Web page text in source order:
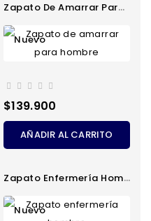
Zapato De Amarrar Para Hombre
Nuevo
Precio
$139.900
AÑADIR AL CARRITO
Zapato Enfermería Hombre
Nuevo